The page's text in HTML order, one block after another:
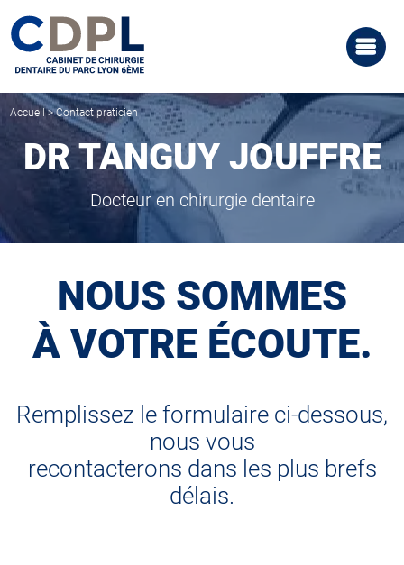
Accueil>Contact praticien
DR TANGUY JOUFFRE
Docteur en chirurgie dentaire
NOUS SOMMES
À VOTRE ÉCOUTE.
Remplissez le formulaire ci-dessous,
nous vous
recontacterons dans les plus brefs
délais.